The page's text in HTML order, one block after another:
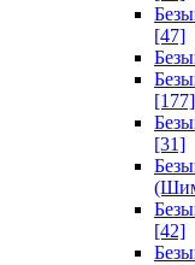
[47]
[177]
[31]
[42]